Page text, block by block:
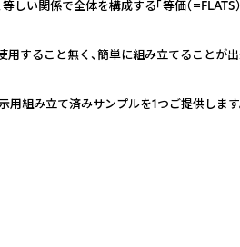
い関係で全体を構成する「等価（=FLATS
すること無く、簡単に組み立てることが出
組み立て済みサンプルを1つご提供します